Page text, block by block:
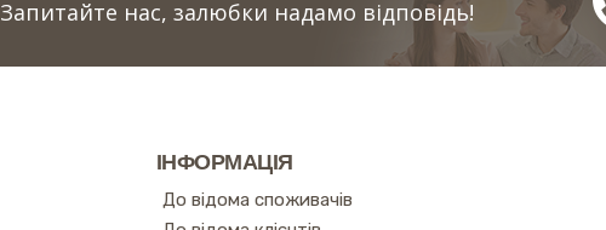
Запитайте нас, залюбки надамо відповідь!
ІНФОРМАЦІЯ
До відома споживачів